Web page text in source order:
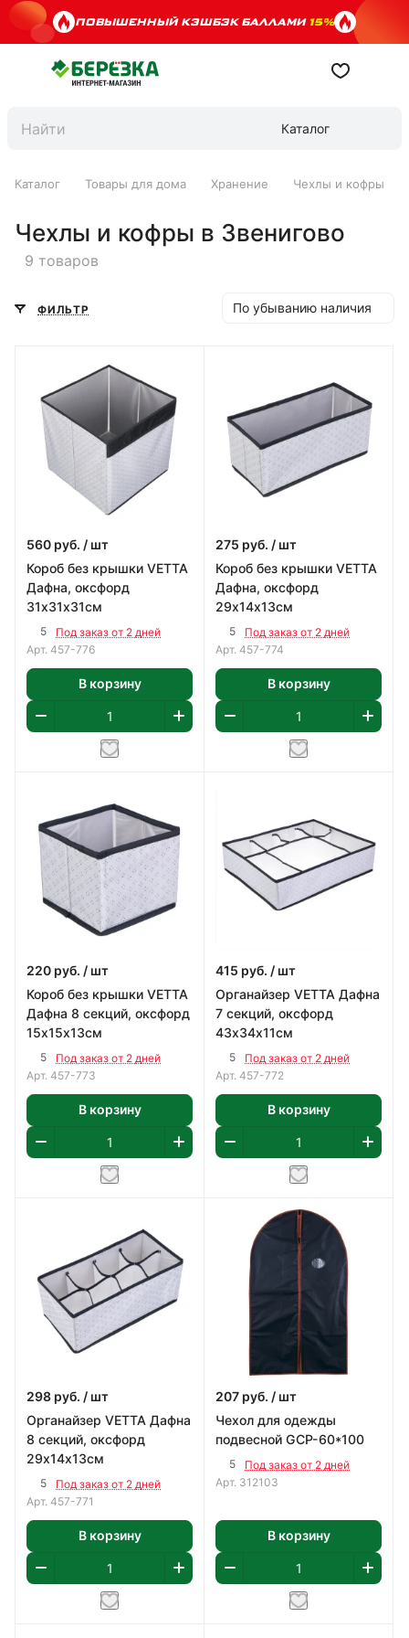
ПОВЫШЕННЫЙ КЭШБЭК БАЛЛАМИ15%
Каталог
Каталог Товары для дома Хранение Чехлы и кофры
Чехлы и кофры в Звенигово
9 товаров
ФИЛЬТР По убыванию наличия
560 руб. / шт
Короб без крышки VETTA
Дафна, оксфорд
31х31х31см
5
Под заказ от 2 дней
Арт. 457-776
В корзину
275 руб. / шт
Короб без крышки VETTA
Дафна, оксфорд
29х14х13см
5
Под заказ от 2 дней
Арт. 457-774
В корзину
220 руб. / шт
Короб без крышки VETTA
Дафна 8 секций, оксфорд
15х15х13см
5
Под заказ от 2 дней
Арт. 457-773
В корзину
415 руб. / шт
Органайзер VETTA Дафна
7 секций, оксфорд
43х34х11см
5
Под заказ от 2 дней
Арт. 457-772
В корзину
298 руб. / шт
Органайзер VETTA Дафна
8 секций, оксфорд
29х14х13см
5
Под заказ от 2 дней
Арт. 457-771
В корзину
207 руб. / шт
Чехол для одежды
подвесной GCP-60*100
5
Под заказ от 2 дней
Арт. 312103
В корзину